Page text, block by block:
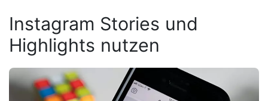
Instagram Stories und
Highlights nutzen